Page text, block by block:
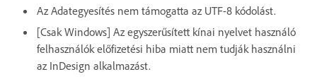
Az Adategyesítés nem támogatta az UTF-8 kódolást.
[Csak Windows] Az egyszerűsített kínai nyelvet használó
felhasználók előfizetési hiba miatt nem tudják használni
az InDesign alkalmazást.